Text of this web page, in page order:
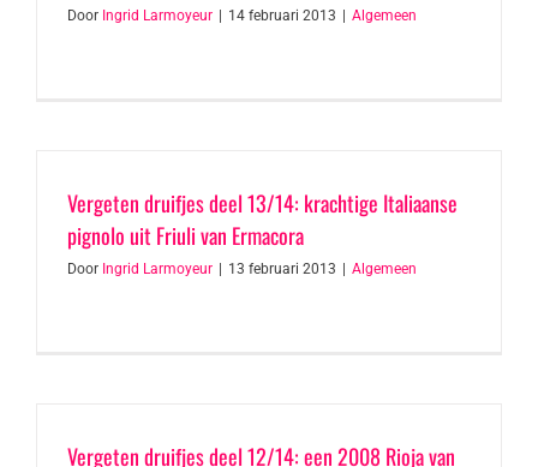
Door Ingrid Larmoyeur | 14 februari 2013 | Algemeen
Vergeten druifjes deel 13/14: krachtige Italiaanse
pignolo uit Friuli van Ermacora
Door Ingrid Larmoyeur | 13 februari 2013 | Algemeen
Vergeten druifjes deel 12/14: een 2008 Rioja van